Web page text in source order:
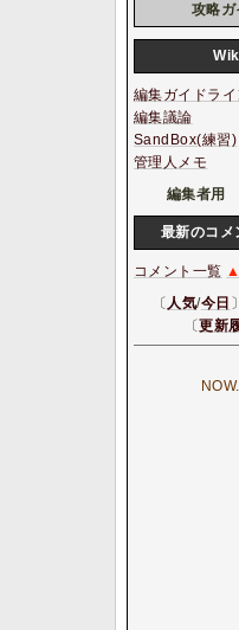
攻略ガ
編集ガイドライ
編集議論
SandBox(練習)
管理人メモ
編集者用
最新のコメ
コメント一覧 ▲
〔 人気/今日
〔更新
NOW.